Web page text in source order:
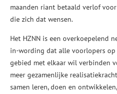
maanden riant betaald verlof
die zich dat wensen.
Het HZNN is een overkoepelend
in-wording dat alle voorlopers
gebied met elkaar wil verbinden
meer gezamenlijke
samen leren, doen en ontwikkelen,